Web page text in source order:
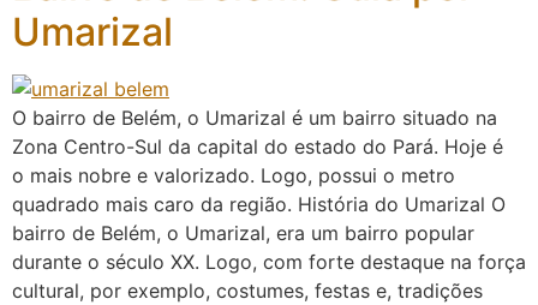
Umarizal
O bairro de Belém, o Umarizal é um bairro situado na
Zona Centro-Sul da capital do estado do Pará. Hoje é
o mais nobre e valorizado. Logo, possui o metro
quadrado mais caro da região. História do Umarizal O
bairro de Belém, o Umarizal, era um bairro popular
durante o século XX. Logo, com forte destaque na força
cultural, por exemplo, costumes, festas e, tradições